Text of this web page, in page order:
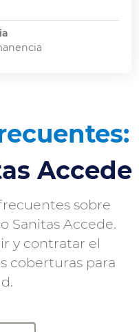
Accede
sobre
Sanitas Accede.
y contratar el
coberturas para